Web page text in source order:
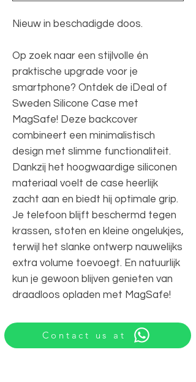
Nieuw in beschadigde doos.
Op zoek naar een stijlvolle én
praktische upgrade voor je
smartphone? Ontdek de iDeal of
Sweden Silicone Case met
MagSafe! Deze backcover
combineert een minimalistisch
design met slimme functionaliteit.
Dankzij het hoogwaardige siliconen
materiaal voelt de case heerlijk
zacht aan en biedt hij optimale grip.
Je telefoon blijft beschermd tegen
krassen, stoten en kleine ongelukjes,
terwijl het slanke ontwerp nauwelijks
extra volume toevoegt. En natuurlijk
kun je gewoon blijven genieten van
draadloos opladen met MagSafe!
Contact us at